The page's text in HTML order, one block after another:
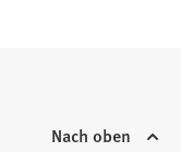
Nach oben